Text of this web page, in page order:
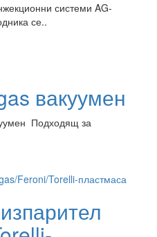
системи AG-
се..
вакуумен
Подходящ за